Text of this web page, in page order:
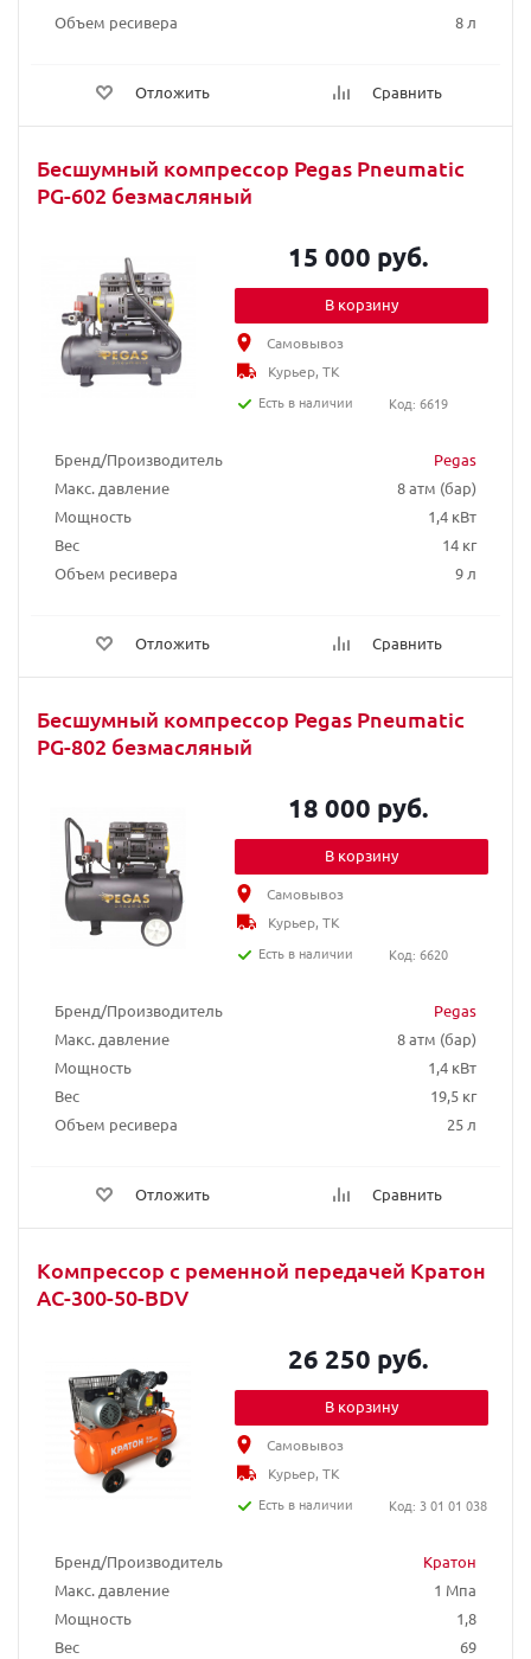
Объем ресивера
8 л
Отложить Сравнить
Бесшумный компрессор Pegas Pneumatic
PG-602 безмасляный
Бренд/Производитель
Pegas
Макс. давление
8 атм (бар)
Мощность
1,4 кВт
Вес
14 кг
Объем ресивера
9 л
Отложить Сравнить
15 000 руб.
В корзину
Самовывоз
Курьер, ТК
Есть в наличии
Код: 6619
Бесшумный компрессор Pegas Pneumatic
PG-802 безмасляный
Бренд/Производитель
Pegas
Макс. давление
8 атм (бар)
Мощность
1,4 кВт
Вес
19,5 кг
Объем ресивера
25 л
Отложить Сравнить
18 000 руб.
В корзину
Самовывоз
Курьер, ТК
Есть в наличии
Код: 6620
Компрессор с ременной передачей Кратон
AC-300-50-BDV
Бренд/Производитель
Кратон
Макс. давление
1 Мпа
Мощность
1,8
Вес
69
26 250 руб.
В корзину
Самовывоз
Курьер, ТК
Есть в наличии
Код: 3 01 01 038